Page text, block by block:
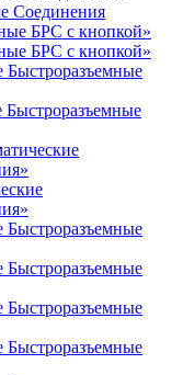
Соединения
БРС с кнопкой»
БРС с кнопкой»
Быстроразъемные
Быстроразъемные
Быстроразъемные
Быстроразъемные
Быстроразъемные
Быстроразъемные